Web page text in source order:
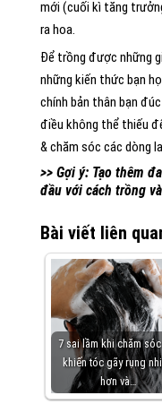
mới (cuối kì tăng
ra hoa.
Để trồng được những
những kiến thức bạn
chính bản thân bạn
điều không thể thiếu
& chăm sóc các dòng
>> Gợi ý: Tạo thêm
đầu với cách trồng
Bài viết liên
7 sai lầm khi chăm
khiến tóc gãy rụng
hơn và…